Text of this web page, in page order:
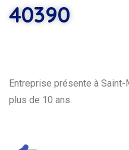
40390
Entreprise présente à
plus de 10 ans.